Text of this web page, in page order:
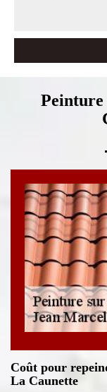
Coût pour
La Caunette